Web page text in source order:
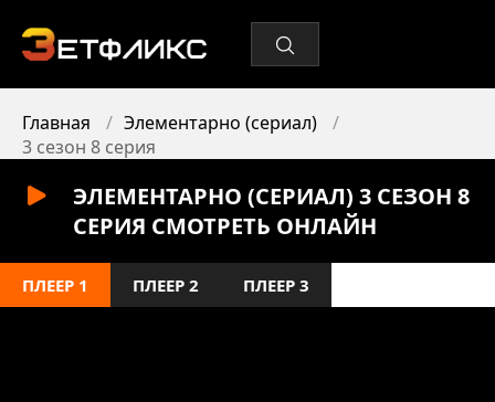
Главная
Элементарно (сериал)
3 сезон 8 серия
ЭЛЕМЕНТАРНО (СЕРИАЛ) 3 СЕЗОН 8
СЕРИЯ СМОТРЕТЬ ОНЛАЙН
ПЛЕЕР 1 ПЛЕЕР 2 ПЛЕЕР 3